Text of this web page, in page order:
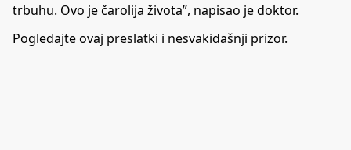
trbuhu. Ovo je čarolija života”, napisao je doktor.
Pogledajte ovaj preslatki i nesvakidašnji prizor.